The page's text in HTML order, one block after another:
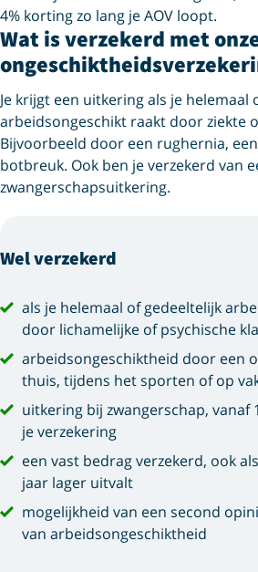
4% korting zo lang je AOV loopt.
Wat is verzekerd met
Je krijgt een uitkering als je helemaal
arbeidsongeschikt raakt door ziekte
Bijvoorbeeld door een rughernia,
botbreuk. Ook ben je verzekerd van
zwangerschapsuitkering.
Wel verzekerd
als je helemaal ofgedeeltelijk
door lichamelijke of psychische
arbeidsongeschiktheid door een
thuis, tijdens het sporten of op
uitkering bij zwangerschap, vanaf
je verzekering
een vast bedrag verzekerd, ook
jaar lager uitvalt
mogelijkheid van een second
van arbeidsongeschiktheid